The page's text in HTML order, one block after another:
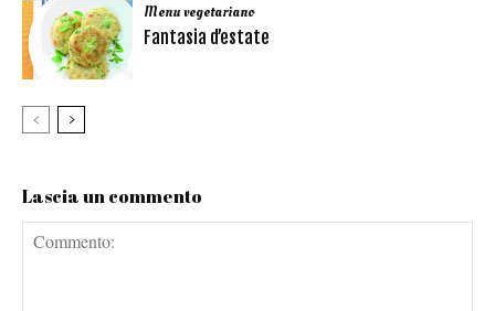
Menu vegetariano
Fantasia d’estate
Lascia un commento